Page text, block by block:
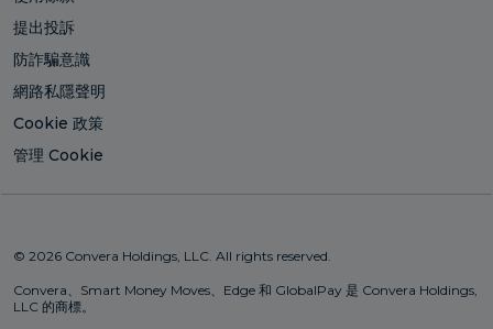
提出投訴
防詐騙意識
網路私隱聲明
Cookie 政策
管理 Cookie
© 2026 Convera Holdings, LLC. All rights reserved.
Convera、Smart Money Moves、Edge 和 GlobalPay 是 Convera Holdings,
LLC 的商標。